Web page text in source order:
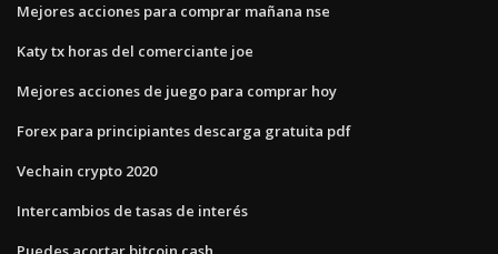
Mejores acciones para comprar mañana nse
Katy tx horas del comerciante joe
Mejores acciones de juego para comprar hoy
Forex para principiantes descarga gratuita pdf
Vechain crypto 2020
Intercambios de tasas de interés